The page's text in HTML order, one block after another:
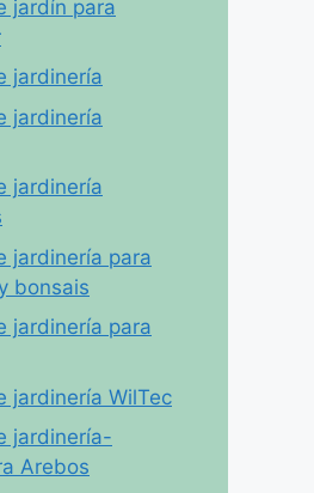
jardín para
jardinería
jardinería
jardinería
jardinería para
bonsais
jardinería para
jardinería WilTec
jardinería-
Arebos